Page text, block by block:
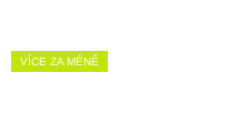
VÍCE ZA MÉNĚ